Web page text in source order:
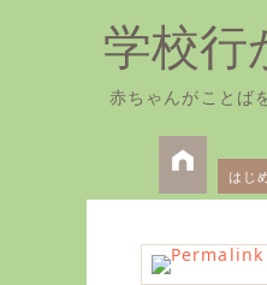
学校行
赤ちゃんがことば
Primary
Menu
Skip
to
content
はじ